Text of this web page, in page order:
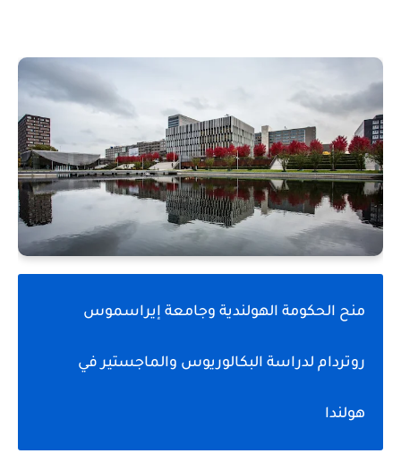
منح الحكومة الهولندية وجامعة إيراسموس
روتردام لدراسة البكالوريوس والماجستير في
هولندا